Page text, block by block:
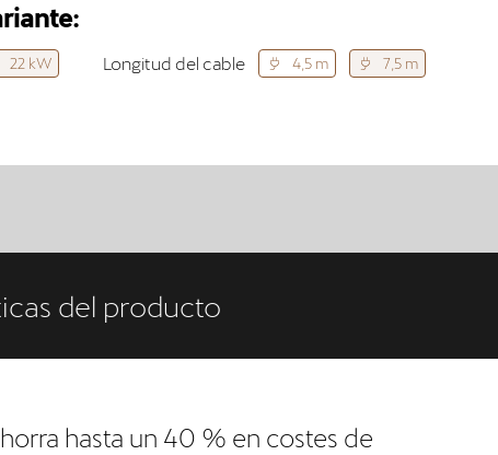
22 kW Longitud del cable 4,5 m 7,5 m
del producto
hasta un 40 % en costes de